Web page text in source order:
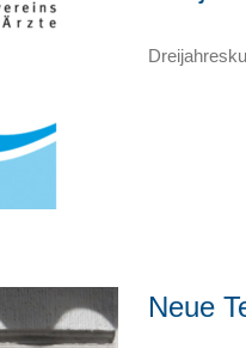
Neue